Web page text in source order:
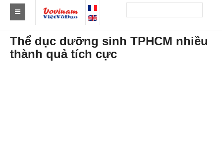
Tìm Clb Vovinam
Châu Á
Thể dục dưỡng sinh TPHCM nhiều
thành quả tích cực